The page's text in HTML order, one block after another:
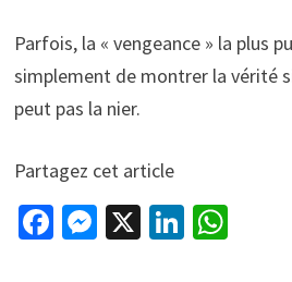
Parfois, la « vengeance » la plus
simplement de montrer la vérité
peut pas la nier.
Partagez cet article
Fa M X Li W